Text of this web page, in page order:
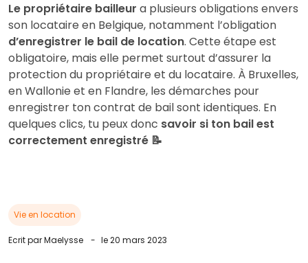
Le propriétaire bailleur a plusieurs obligations envers
son locataire en Belgique, notamment l’obligation
d’enregistrer le bail de location. Cette étape est
obligatoire, mais elle permet surtout d’assurer la
protection du propriétaire et du locataire. À Bruxelles,
en Wallonie et en Flandre, les démarches pour
enregistrer ton contrat de bail sont identiques. En
quelques clics, tu peux donc savoir si ton bail est
correctement enregistré 📝
Vie en location
Ecrit par Maelysse - le 20 mars 2023